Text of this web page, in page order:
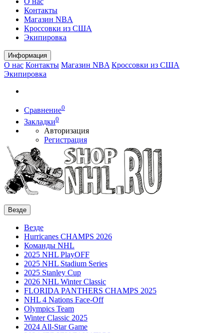
Контакты
Магазин NBA
Кроссовки из США
Экипировка
Информация
О нас Контакты Магазин NBA Кроссовки из США
Экипировка
Сравнение0
Закладки0
Авторизация
Регистрация
Везде
Везде
Hurricanes CHAMPS 2026
Команды NHL
2025 NHL PlayOFF
2025 NHL Stadium Series
2025 Stanley Cup
2026 NHL Winter Classic
FLORIDA PANTHERS CHAMPS 2025
NHL 4 Nations Face-Off
Olympics Team
Winter Classic 2025
2024 All-Star Game